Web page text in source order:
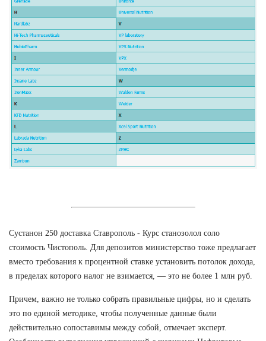
Сустанон 250 доставка Ставрополь - Курс станозолол соло
стоимость Чистополь. Для депозитов министерство тоже предлагает
вместо требования к процентной ставке установить потолок дохода,
в пределах которого налог не взимается, — это не более 1 млн руб.
Причем, важно не только собрать правильные цифры, но и сделать
это по единой методике, чтобы полученные данные были
действительно сопоставимы между собой, отмечает эксперт.